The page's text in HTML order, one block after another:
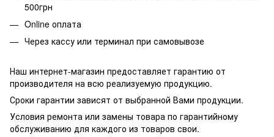
500грн
Online оплата
Через кассу или терминал при самовывозе
Наш интернет-магазин предоставляет гарантию от
производителя на всю реализуемую продукцию.
Сроки гарантии зависят от выбранной Вами продукции.
Условия ремонта или замены товара по гарантийному
обслуживанию для каждого из товаров свои.